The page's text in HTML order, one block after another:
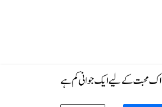
اک محبت کے لیے ایک جوانی کم ہے